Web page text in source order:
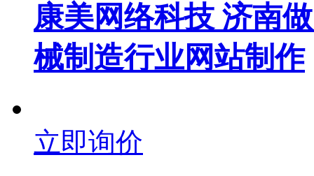
康美网络科技 济南
械制造行业网站制作
立即询价